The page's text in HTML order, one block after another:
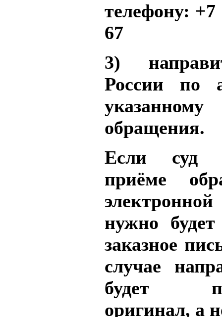
телефону: +7
67
3)
России по
обращения.
Если суд
приёме
нужно
заказное
случае
будет
оригинал, а